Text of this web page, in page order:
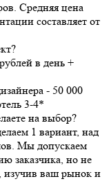
Средняя цена
составляет от
в день +
- 50 000
3-4*
на выбор?
1 вариант, над
Мы допускаем
заказчика, но не
изучив ваш рынок и